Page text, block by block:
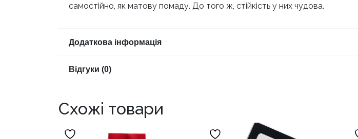
самостійно, як матову помаду. До того ж, стійкість у них чудова.
Додаткова інформація
Відгуки (0)
Схожі товари